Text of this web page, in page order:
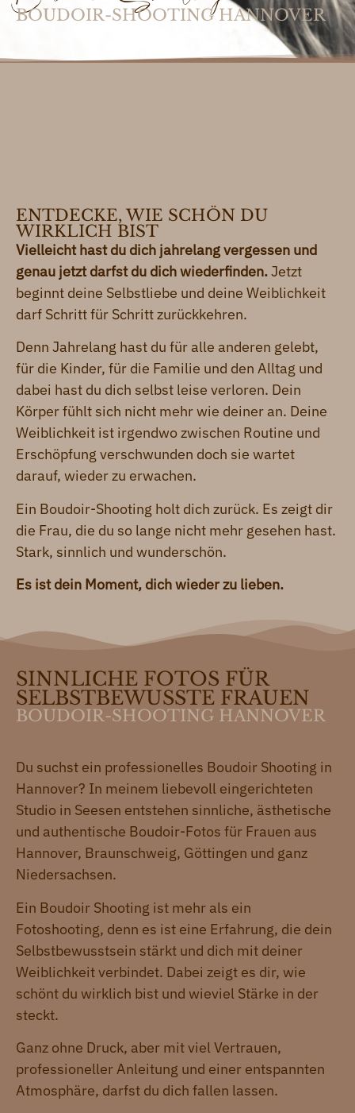
BOUDOIR-SHOOTING HANNOVER
ENTDECKE, WIE SCHÖN DU
WIRKLICH BIST
Vielleicht hast du dich jahrelang vergessen und
genau jetzt darfst du dich wiederfinden.Jetzt
beginnt deine Selbstliebe und deine Weiblichkeit
darf Schritt für Schritt zurückkehren.
Denn Jahrelang hast du für alle anderen gelebt,
für die Kinder, für die Familie und den Alltag und
dabei hast du dich selbst leise verloren. Dein
Körper fühlt sich nicht mehr wie deiner an. Deine
Weiblichkeit ist irgendwo zwischen Routine und
Erschöpfung verschwunden doch sie wartet
darauf, wieder zu erwachen.
Ein Boudoir-Shooting holt dich zurück. Es zeigt dir
die Frau, die du so lange nicht mehr gesehen hast.
Stark, sinnlich und wunderschön.
Es ist dein Moment, dich wieder zu lieben.
SINNLICHE FOTOS FÜR
SELBSTBEWUSSTE FRAUEN
BOUDOIR-SHOOTING HANNOVER
Du suchst ein professionelles Boudoir Shooting in
Hannover? In meinem liebevoll eingerichteten
Studio in Seesen entstehen sinnliche, ästhetische
und authentische Boudoir-Fotos für Frauen aus
Hannover, Braunschweig, Göttingen und ganz
Niedersachsen.
Ein Boudoir Shooting ist mehr als ein
Fotoshooting, denn es ist eine Erfahrung, die dein
Selbstbewusstsein stärkt und dich mit deiner
Weiblichkeit verbindet. Dabei zeigt es dir, wie
schönt du wirklich bist und wieviel Stärke in der
steckt.
Ganz ohne Druck, aber mit viel Vertrauen,
professioneller Anleitung und einer entspannten
Atmosphäre, darfst du dich fallen lassen.